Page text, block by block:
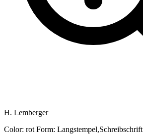
H. Lemberger
Color: rot Form: Langstempel,Schreibschrift